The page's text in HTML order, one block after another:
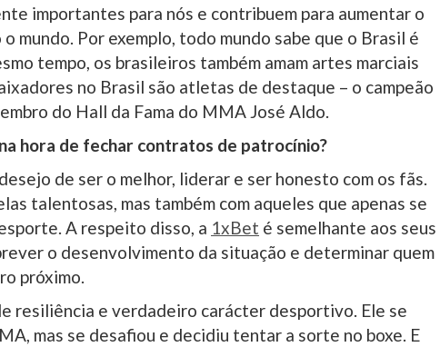
importantes para nós e contribuem para aumentar o
mundo. Por exemplo, todo mundo sabe que o Brasil é
tempo, os brasileiros também amam artes marciais
no Brasil são atletas de destaque – o campeão
do Hall da Fama do MMA José Aldo.
hora de fechar contratos de patrocínio?
de ser o melhor, liderar e ser honesto com os fãs.
talentosas, mas também com aqueles que apenas se
A respeito disso, a 1xBet é semelhante aos seus
o desenvolvimento da situação e determinar quem
próximo.
resiliência e verdadeiro carácter desportivo. Ele se
mas se desafiou e decidiu tentar a sorte no boxe. E